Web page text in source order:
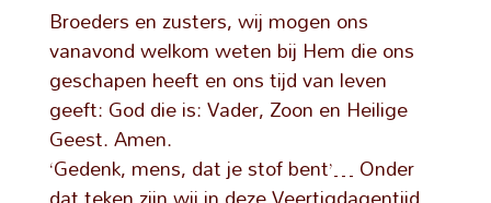
Broeders en zusters, wij mogen ons
vanavond welkom weten bij Hem die ons
geschapen heeft en ons tijd van leven
geeft: God die is: Vader, Zoon en Heilige
Geest. Amen.
‘Gedenk, mens, dat je stof bent’… Onder